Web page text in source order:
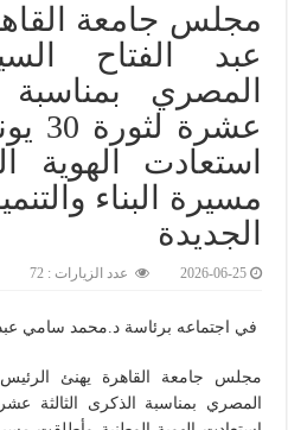
مجلس جامعة
عبد الفتاح
المصري بمناسبة
عشرة
استعادت الهوية
مسيرة البناء
الجديدة
2026-06-25 عدد الزيارات : 72
في اجتماعه برئاسة د.محمد سامي
مجلس جامعة القاهرة يهنئ